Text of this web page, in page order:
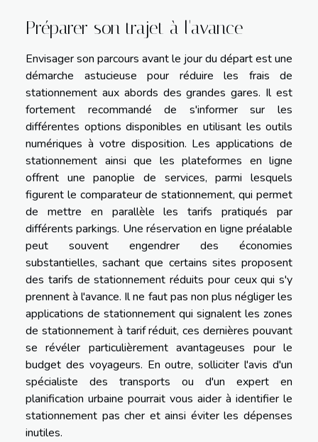
Préparer son trajet à l'avance
Envisager son parcours avant le jour du départ est une
démarche astucieuse pour réduire les frais de
stationnement aux abords des grandes gares. Il est
fortement recommandé de s'informer sur les
différentes options disponibles en utilisant les outils
numériques à votre disposition. Les applications de
stationnement ainsi que les plateformes en ligne
offrent une panoplie de services, parmi lesquels
figurent le comparateur de stationnement, qui permet
de mettre en parallèle les tarifs pratiqués par
différents parkings. Une réservation en ligne préalable
peut souvent engendrer des économies
substantielles, sachant que certains sites proposent
des tarifs de stationnement réduits pour ceux qui s'y
prennent à l'avance. Il ne faut pas non plus négliger les
applications de stationnement qui signalent les zones
de stationnement à tarif réduit, ces dernières pouvant
se révéler particulièrement avantageuses pour le
budget des voyageurs. En outre, solliciter l'avis d'un
spécialiste des transports ou d'un expert en
planification urbaine pourrait vous aider à identifier le
stationnement pas cher et ainsi éviter les dépenses
inutiles.